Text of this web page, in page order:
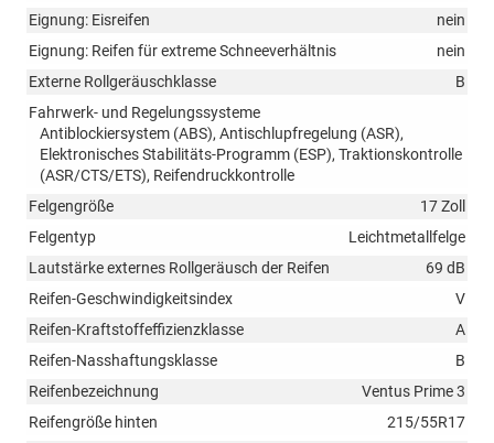
Eignung: Eisreifen
nein
Eignung: Reifen für extreme Schneeverhältnis
nein
Externe Rollgeräuschklasse
B
Fahrwerk- und Regelungssysteme
Antiblockiersystem (ABS), Antischlupfregelung (ASR),
Elektronisches Stabilitäts-Programm (ESP), Traktionskontrolle
(ASR/CTS/ETS), Reifendruckkontrolle
Felgengröße
17 Zoll
Felgentyp
Leichtmetallfelge
Lautstärke externes Rollgeräusch der Reifen
69 dB
Reifen-Geschwindigkeitsindex
V
Reifen-Kraftstoffeffizienzklasse
A
Reifen-Nasshaftungsklasse
B
Reifenbezeichnung
Ventus Prime 3
Reifengröße hinten
215/55R17